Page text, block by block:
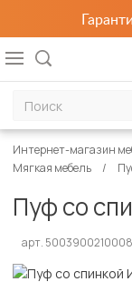
Интернет-магазин
Мягкая мебель
Пуф со
арт. 5003900210008